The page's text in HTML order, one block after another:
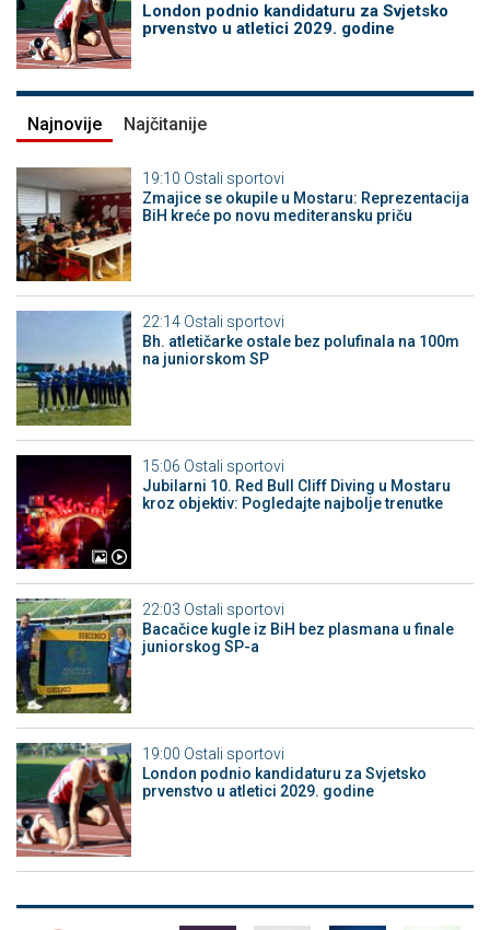
London podnio kandidaturu za Svjetsko
prvenstvo u atletici 2029. godine
Najnovije Najčitanije
19:10 Ostali sportovi
Zmajice se okupile u Mostaru: Reprezentacija
BiH kreće po novu mediteransku priču
22:14 Ostali sportovi
Bh. atletičarke ostale bez polufinala na 100m
na juniorskom SP
15:06 Ostali sportovi
Jubilarni 10. Red Bull Cliff Diving u Mostaru
kroz objektiv: Pogledajte najbolje trenutke
22:03 Ostali sportovi
Bacačice kugle iz BiH bez plasmana u finale
juniorskog SP-a
19:00 Ostali sportovi
London podnio kandidaturu za Svjetsko
prvenstvo u atletici 2029. godine